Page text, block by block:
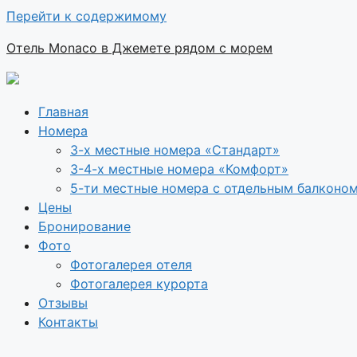
Перейти к содержимому
Отель Monaco в Джемете рядом с морем
Главная
Номера
3-х местные номера «Стандарт»
3-4-х местные номера «Комфорт»
5-ти местные номера с отдельным
Цены
Бронирование
Фото
Фотогалерея отеля
Фотогалерея курорта
Отзывы
Контакты